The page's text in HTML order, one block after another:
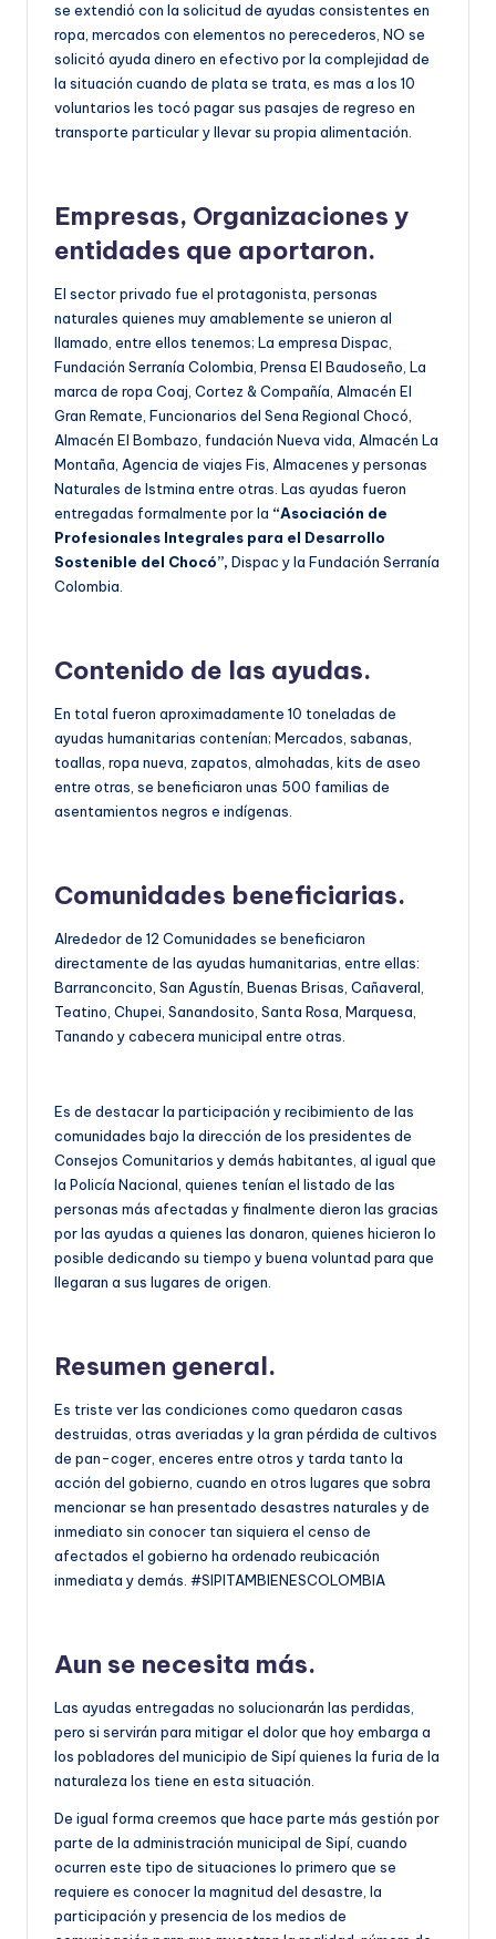
se extendió con la solicitud de ayudas consistentes en
ropa, mercados con elementos no perecederos, NO se
solicitó ayuda dinero en efectivo por la complejidad de
la situación cuando de plata se trata, es mas a los 10
voluntarios les tocó pagar sus pasajes de regreso en
transporte particular y llevar su propia alimentación.
Empresas, Organizaciones y
entidades que aportaron.
El sector privado fue el protagonista, personas
naturales quienes muy amablemente se unieron al
llamado, entre ellos tenemos; La empresa Dispac,
Fundación Serranía Colombia, Prensa El Baudoseño, La
marca de ropa Coaj, Cortez & Compañía, Almacén El
Gran Remate, Funcionarios del Sena Regional Chocó,
Almacén El Bombazo, fundación Nueva vida, Almacén La
Montaña, Agencia de viajes Fis, Almacenes y personas
Naturales de Istmina entre otras. Las ayudas fueron
entregadas formalmente por la “Asociación de
Profesionales Integrales para el Desarrollo
Sostenible del Chocó”, Dispac y la Fundación Serranía
Colombia.
Contenido de las ayudas.
En total fueron aproximadamente 10 toneladas de
ayudas humanitarias contenían; Mercados, sabanas,
toallas, ropa nueva, zapatos, almohadas, kits de aseo
entre otras, se beneficiaron unas 500 familias de
asentamientos negros e indígenas.
Comunidades beneficiarias.
Alrededor de 12 Comunidades se beneficiaron
directamente de las ayudas humanitarias, entre ellas:
Barranconcito, San Agustín, Buenas Brisas, Cañaveral,
Teatino, Chupei, Sanandosito, Santa Rosa, Marquesa,
Tanando y cabecera municipal entre otras.
Es de destacar la participación y recibimiento de las
comunidades bajo la dirección de los presidentes de
Consejos Comunitarios y demás habitantes, al igual que
la Policía Nacional, quienes tenían el listado de las
personas más afectadas y finalmente dieron las gracias
por las ayudas a quienes las donaron, quienes hicieron lo
posible dedicando su tiempo y buena voluntad para que
llegaran a sus lugares de origen.
Resumen general.
Es triste ver las condiciones como quedaron casas
destruidas, otras averiadas y la gran pérdida de cultivos
de pan-coger, enceres entre otros y tarda tanto la
acción del gobierno, cuando en otros lugares que sobra
mencionar se han presentado desastres naturales y de
inmediato sin conocer tan siquiera el censo de
afectados el gobierno ha ordenado reubicación
inmediata y demás. #SIPITAMBIENESCOLOMBIA
Aun se necesita más.
Las ayudas entregadas no solucionarán las perdidas,
pero si servirán para mitigar el dolor que hoy embarga a
los pobladores del municipio de Sipí quienes la furia de la
naturaleza los tiene en esta situación.
De igual forma creemos que hace parte más gestión por
parte de la administración municipal de Sipí, cuando
ocurren este tipo de situaciones lo primero que se
requiere es conocer la magnitud del desastre, la
participación y presencia de los medios de